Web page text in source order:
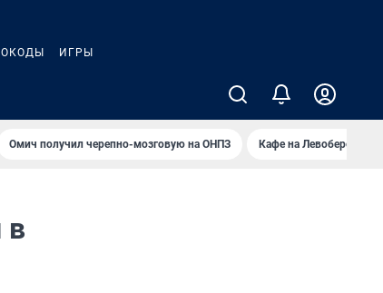
ИГРЫ
Омич получил черепно-мозговую на ОНПЗ Кафе на Левобережье
в